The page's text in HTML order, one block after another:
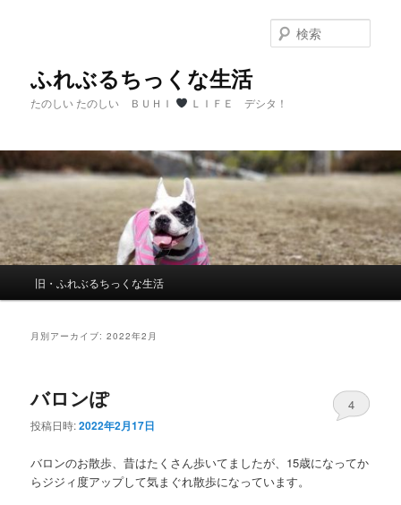
へ
移
動
移
動
ふれぶるちっくな生活
たのしい たのしい ＢＵＨＩ ＬＩＦＥ デシタ！
索
旧・ふれぶるちっくな生活
月別アーカイブ:2022年2月
バロンぽ
投稿日時:2022年2月17日
4
バロンのお散歩、昔はたくさん歩いてましたが、15歳になってか
らジジィ度アップして気まぐれ散歩になっています。